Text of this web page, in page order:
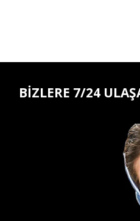
BİZLERE 7/24